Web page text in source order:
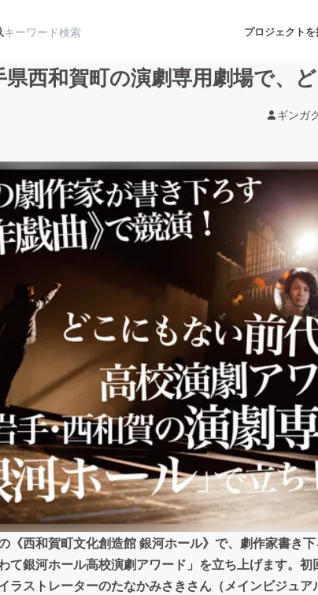
プロジェクト
アート・写真 音楽
テクノロジー・ガジェット ゲーム・サービス開
映像・映画 書籍・雑誌出版
ビジネス・起業 チャレンジ
まちづくり・地域活性化
県西和賀町の演劇専用劇場で、
ギンガ
《西和賀町文化創造館 銀河ホール》で、劇作家書き
て銀河ホール高校演劇アワード」を立ち上げます。
ラストレーターのたなかみさきさん（メインビジュ